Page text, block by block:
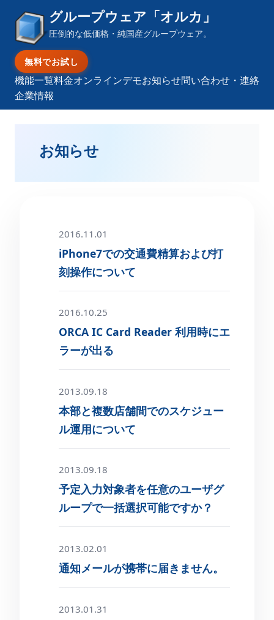
グループウェア「オルカ」
圧倒的な低価格・純国産グループウェア。
無料でお試し
機能一覧料金オンラインデモお知らせ問い合わせ・連絡
企業情報
お知らせ
2016.11.01
iPhone7での交通費精算および打
刻操作について
2016.10.25
ORCA IC Card Reader 利用時にエ
ラーが出る
2013.09.18
本部と複数店舗間でのスケジュー
ル運用について
2013.09.18
予定入力対象者を任意のユーザグ
ループで一括選択可能ですか？
2013.02.01
通知メールが携帯に届きません。
2013.01.31